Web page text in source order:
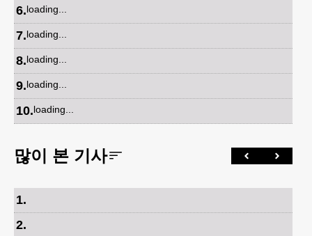
6.loading...
7.loading...
8.loading...
9.loading...
10.loading...
많이 본 기사
1.
2.